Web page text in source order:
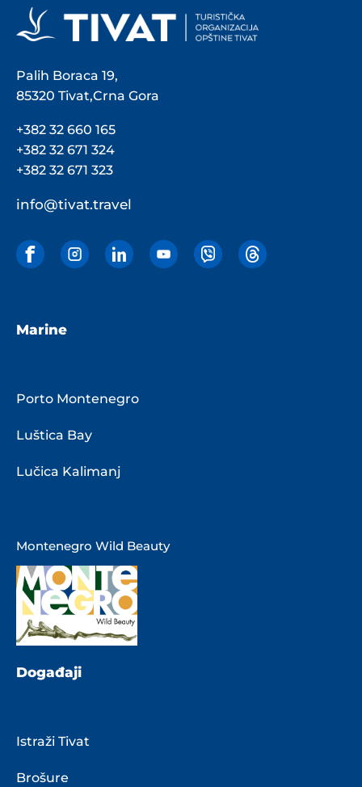
Palih Boraca 19,
85320 Tivat,Crna Gora
+382 32 660 165
+382 32 671 324
+382 32 671 323
info@tivat.travel
Marine
Porto Montenegro
Luštica Bay
Lučica Kalimanj
Montenegro Wild Beauty
Događaji
Istraži Tivat
Brošure